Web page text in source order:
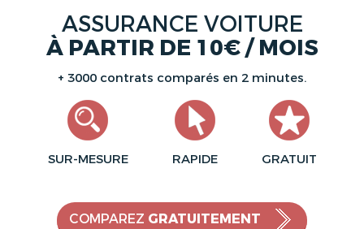
ASSURANCE VOITURE
À PARTIR DE 10€ / MOIS
+ 3000 contrats comparés en 2 minutes.
SUR-MESURE RAPIDE GRATUIT
COMPAREZ GRATUITEMENT